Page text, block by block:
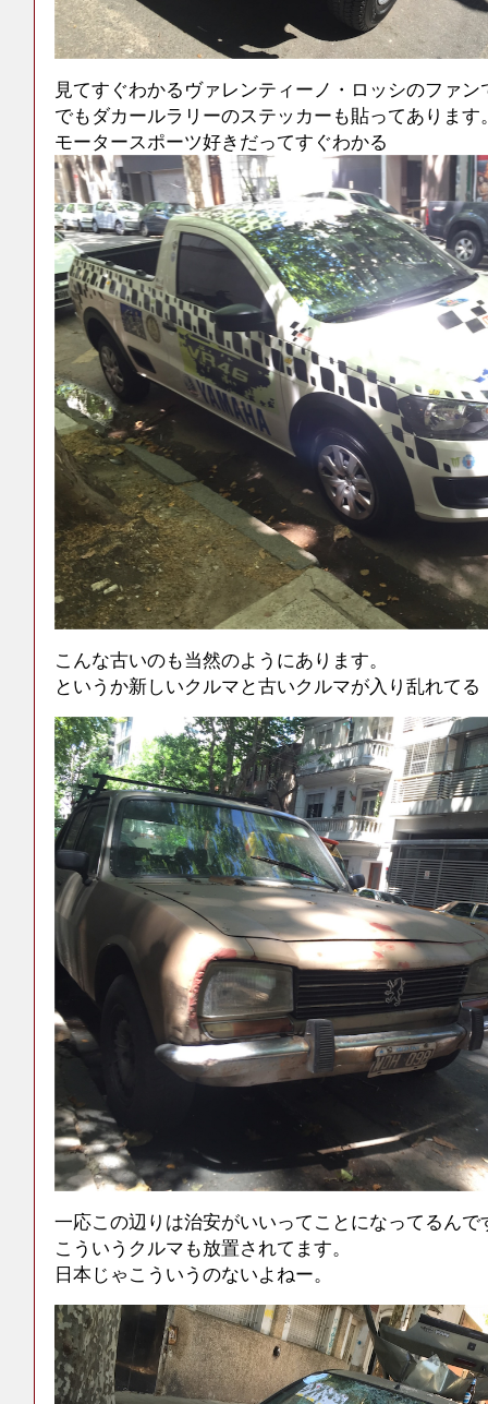
見てすぐわかるヴァレンティーノ・ロッシのファ
でもダカールラリーのステッカーも貼ってあります
モータースポーツ好きだってすぐわかる
こんな古いのも当然のようにあります。
というか新しいクルマと古いクルマが入り乱れてる
一応この辺りは治安がいいってことになってるんで
こういうクルマも放置されてます。
日本じゃこういうのないよねー。